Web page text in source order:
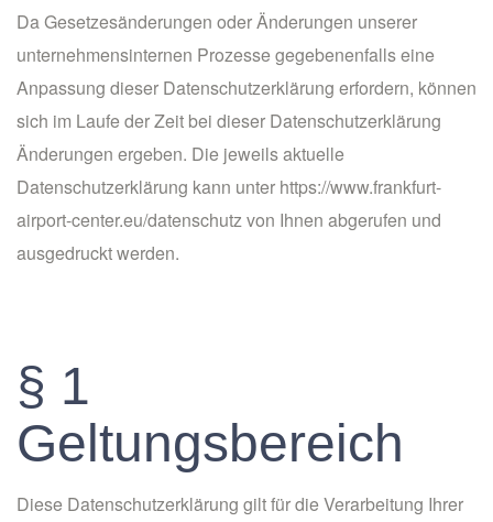
Da Gesetzesänderungen oder Änderungen unserer
unternehmensinternen Prozesse gegebenenfalls eine
Anpassung dieser Datenschutzerklärung erfordern, können
sich im Laufe der Zeit bei dieser Datenschutzerklärung
Änderungen ergeben. Die jeweils aktuelle
Datenschutzerklärung kann unter https://www.frankfurt-
airport-center.eu/datenschutzvon Ihnen abgerufen und
ausgedruckt werden.
§ 1
Geltungsbereich
Diese Datenschutzerklärung gilt für die Verarbeitung Ihrer